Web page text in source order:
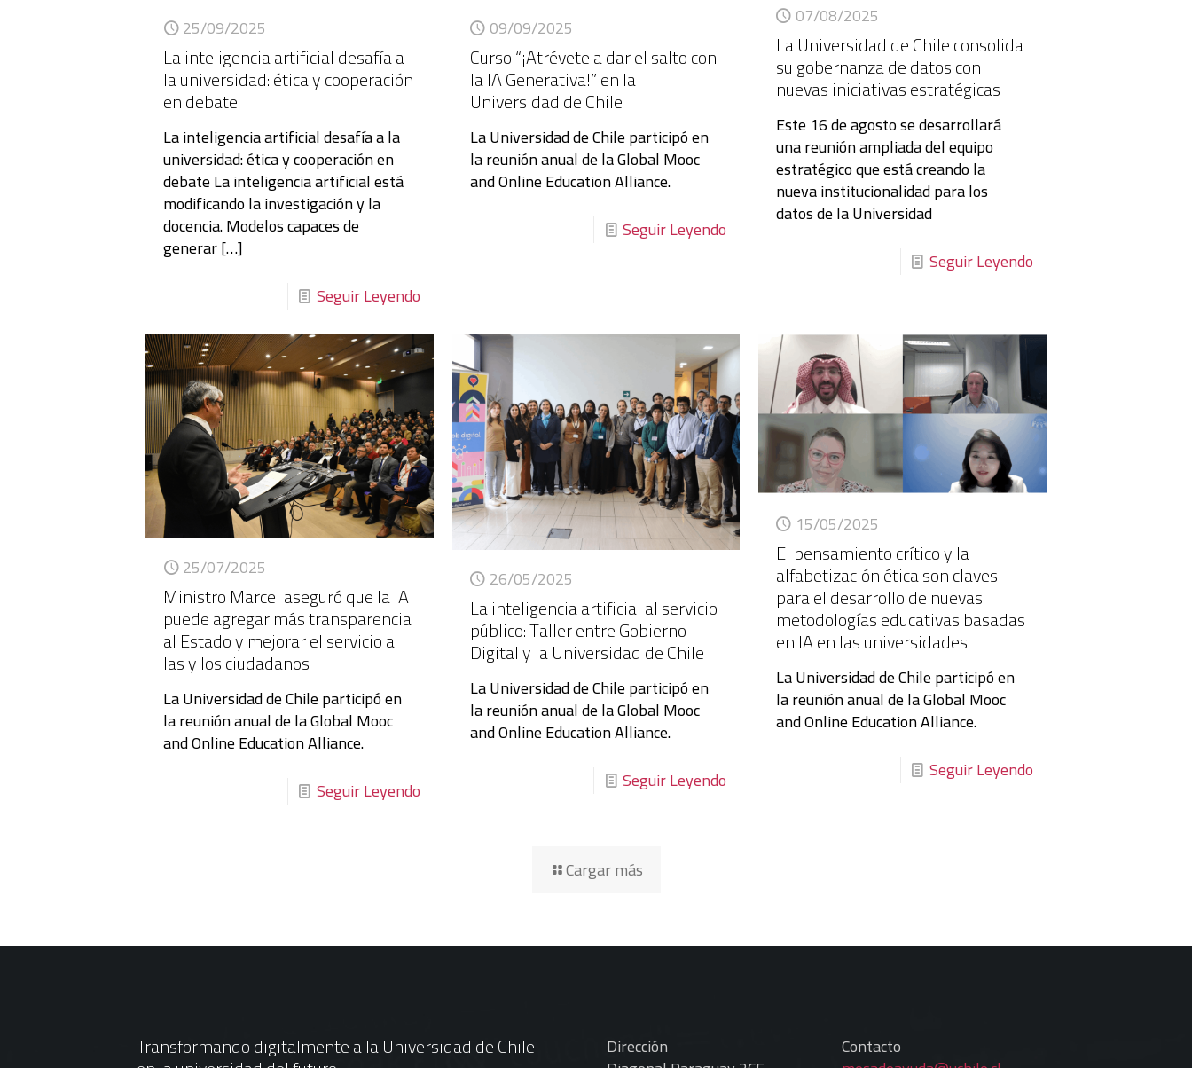
25/09/2025
La inteligencia artificial desafía a
la universidad: ética y cooperación
en debate
La inteligencia artificial desafía a la
universidad: ética y cooperación en
debate La inteligencia artificial está
modificando la investigación y la
docencia. Modelos capaces de
generar[…]
Seguir Leyendo
09/09/2025
Curso “¡Atrévete a dar el salto con
la IA Generativa!” en la
Universidad de Chile
La Universidad de Chile participó en
la reunión anual de la Global Mooc
and Online Education Alliance.
Seguir Leyendo
07/08/2025
La Universidad de Chile consolida
su gobernanza de datos con
nuevas iniciativas estratégicas
Este 16 de agosto se desarrollará
una reunión ampliada del equipo
estratégico que está creando la
nueva institucionalidad para los
datos de la Universidad
Seguir Leyendo
25/07/2025
Ministro Marcel aseguró que la IA
puede agregar más transparencia
al Estado y mejorar el servicio a
las y los ciudadanos
La Universidad de Chile participó en
la reunión anual de la Global Mooc
and Online Education Alliance.
Seguir Leyendo
26/05/2025
La inteligencia artificial al servicio
público: Taller entre Gobierno
Digital y la Universidad de Chile
La Universidad de Chile participó en
la reunión anual de la Global Mooc
and Online Education Alliance.
Seguir Leyendo
15/05/2025
El pensamiento crítico y la
alfabetización ética son claves
para el desarrollo de nuevas
metodologías educativas basadas
en IA en las universidades
La Universidad de Chile participó en
la reunión anual de la Global Mooc
and Online Education Alliance.
Seguir Leyendo
Cargar más
Transformando digitalmente a la Universidad de Chile Dirección Contacto